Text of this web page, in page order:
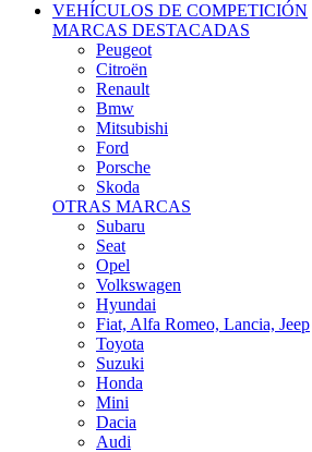
VEHÍCULOS DE COMPETICIÓN
MARCAS DESTACADAS
Peugeot
Citroën
Renault
Bmw
Mitsubishi
Ford
Porsche
Skoda
OTRAS MARCAS
Subaru
Seat
Opel
Volkswagen
Hyundai
Fiat, Alfa Romeo, Lancia, Jeep
Toyota
Suzuki
Honda
Mini
Dacia
Audi